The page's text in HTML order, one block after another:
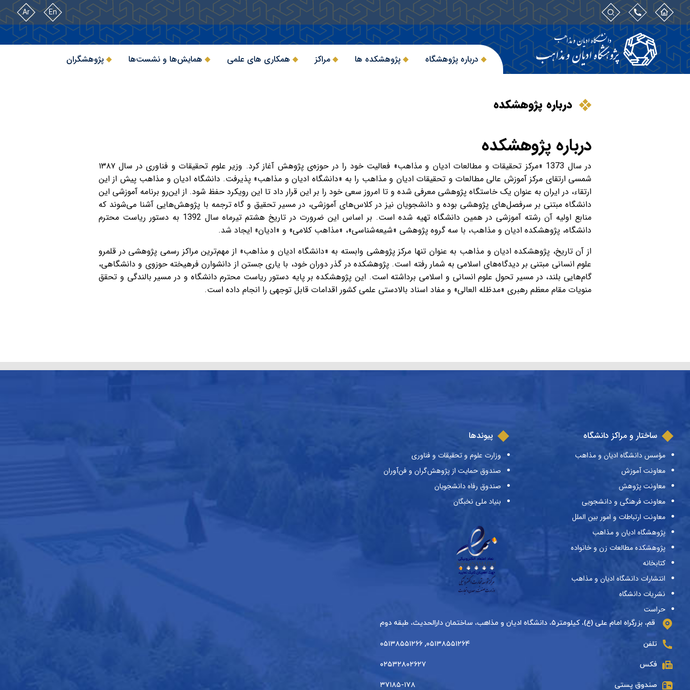
En
Ar
درباره پژوهشگاه پژوهشکده ها مراکز همکاری های علمی همایش‌ها و نشست‌ها پژوهشگران
درباره پژوهشکده
درباره پژوهشکده
در سال 1373 «مرکز تحقیقات و مطالعات ادیان و مذاهب» فعالیت خود را در حوزه‌ی پژوهش آغاز کرد. وزیر علوم تحقیقات و فناوری در سال ۱۳۸۷
شمسی ارتقای مرکز آموزش عالی مطالعات و تحقیقات ادیان و مذاهب را به «دانشگاه ادیان و مذاهب» پذیرفت. دانشگاه ادیان و مذاهب پیش از این
ارتقاء، در ایران به عنوان یک خاستگاه پژوهشی معرفی شده و تا امروز سعی خود را بر این قرار داد تا این رویکرد حفظ شود. از این‌رو برنامه آموزشی این
دانشگاه مبتنی بر سرفصل‌های پژوهشی بوده و دانشجویان نیز در کلاس‌های آموزشی، در مسیر تحقیق و گاه ترجمه با پژوهش‌هایی آشنا می‌شوند که
منابع اولیه آن رشته آموزشی در همین دانشگاه تهیه شده است. بر اساس این ضرورت در تاریخ هشتم تیرماه سال 1392 به دستور ریاست محترم
دانشگاه، پژوهشکده ادیان و مذاهب، با سه گروه پژوهشی «شیعه‌شناسی»، «مذاهب کلامی» و «ادیان» ایجاد شد.
از آن تاریخ، پژوهشکده ادیان و مذاهب به عنوان تنها مرکز پژوهشی وابسته به «دانشگاه ادیان و مذاهب» از مهم‌ترین مراکز رسمی پژوهشی در قلمرو
علوم انسانی مبتنی بر دیدگاه‌های اسلامی به شمار رفته است. پژوهشکده در گذر دوران خود، با یاری جستن از دانشوارن فرهیخته حوزوی و دانشگاهی،
گام‌هایی بلند، در مسیر تحول علوم انسانی و اسلامی برداشته است. این پژوهشکده بر پایه دستور ریاست محترم دانشگاه و در مسیر بالندگی و تحقق
منویات مقام معظم رهبری «مدظله العالی» و مفاد اسناد بالادستی علمی کشور اقدامات قابل توجهی را انجام داده است.
ساختار و مراکز دانشگاه
مؤسس دانشگاه ادیان و مذاهب
معاونت آموزش
معاونت پژوهش
معاونت فرهنگی و دانشجویی
معاونت ارتباطات و امور بین الملل
پژوهشگاه ادیان و مذاهب
پژوهشکده مطالعات زن و خانواده
کتابخانه
انتشارات دانشگاه ادیان و مذاهب
نشریات دانشگاه
حراست
پیوندها
وزارت علوم و تحقیقات و فناوری
صندوق حمایت از پژوهش‌گران و فن‌آوران
صندوق رفاه دانشجویان
بنیاد ملی نخبگان
قم، بزرگراه امام علی (ع)، کیلومتر۵، دانشگاه ادیان و مذاهب، ساختمان دارالحدیث، طبقه دوم
تلفن ۰۵۱۳۸۵۵۱۲۶۴, ۰۵۱۳۸۵۵۱۲۶۶
فکس ۰۲۵۳۲۸۰۲۶۲۷
صندوق پستی ۳۷۱۸۵-۱۷۸